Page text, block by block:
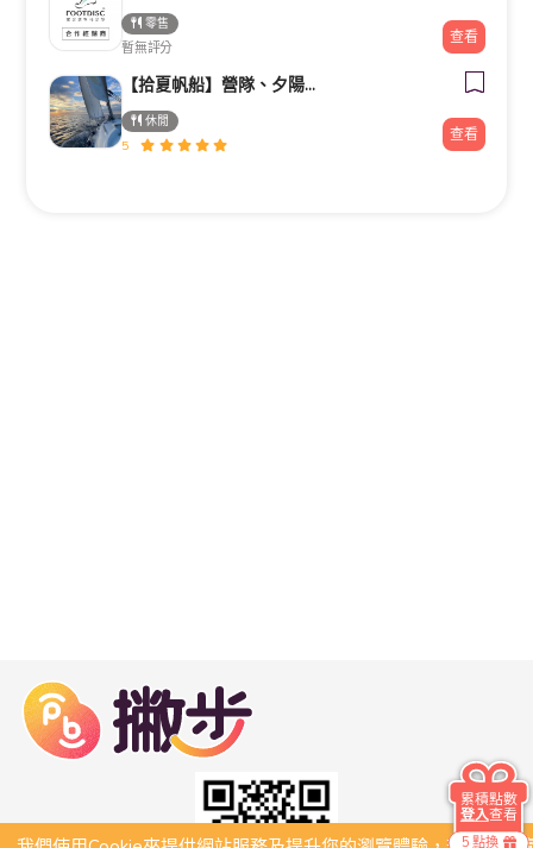
零售
暫無評分
查看
【拾夏帆船】營隊、夕陽團、包船、客製化帆船體驗（預約制）
休閒
5
查看
5 點換
累積點數
登入查看